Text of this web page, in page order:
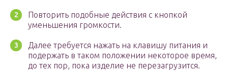
Повторить подобные действия с кнопкой
уменьшения громкости.
Далее требуется нажать на клавишу питания и
подержать в таком положении некоторое время,
до тех пор, пока изделие не перезагрузится.